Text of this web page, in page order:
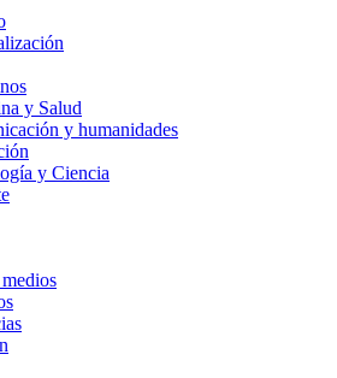
y Salud
y humanidades
y Ciencia